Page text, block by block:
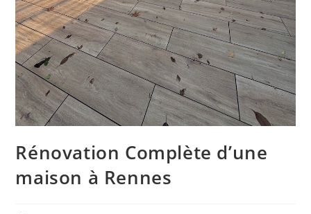
Rénovation Complète d’une
maison à Rennes